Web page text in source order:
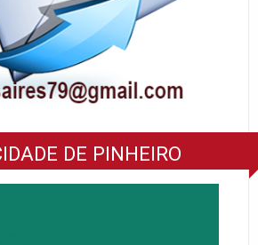
DE PINHEIRO